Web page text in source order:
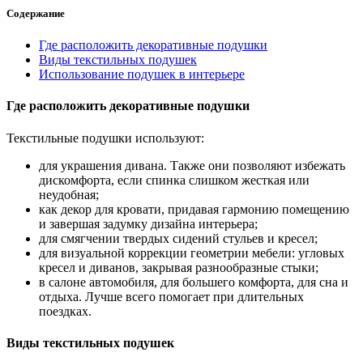
Содержание
Где расположить декоративные подушки
Виды текстильных подушек
Использование подушек в интерьере
Где расположить декоративные подушки
Текстильные подушки используют:
для украшения дивана. Также они позволяют избежать
дискомфорта, если спинка слишком жесткая или
неудобная;
как декор для кровати, придавая гармонию помещению
и завершая задумку дизайна интерьера;
для смягчении твердых сидений стульев и кресел;
для визуальной коррекции геометрии мебели: угловых
кресел и диванов, закрывая разнообразные стыки;
в салоне автомобиля, для большего комфорта, для сна и
отдыха. Лучше всего помогает при длительных
поездках.
Виды текстильных подушек